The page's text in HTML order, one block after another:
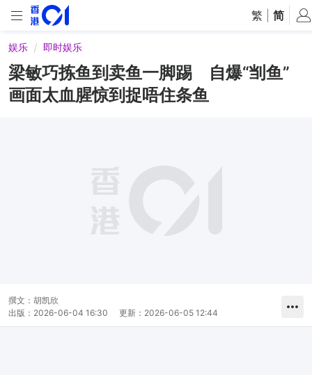
繁 简
娱乐 即时娱乐
梁敏巧拣鱼到卖鱼一脚踢 自爆“㓥鱼”
画面太血腥惊到捉唔住条鱼
撰文： 胡凯欣
出版： 2026-06-04 16:30 更新： 2026-06-05 12:44